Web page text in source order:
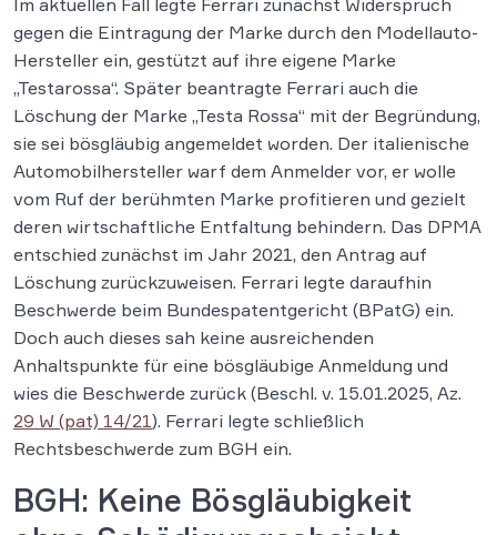
Im aktuellen Fall legte Ferrari zunächst Widerspruch
gegen die Eintragung der Marke durch den Modellauto-
Hersteller ein, gestützt auf ihre eigene Marke
„Testarossa“. Später beantragte Ferrari auch die
Löschung der Marke „Testa Rossa“ mit der Begründung,
sie sei bösgläubig angemeldet worden. Der italienische
Automobilhersteller warf dem Anmelder vor, er wolle
vom Ruf der berühmten Marke profitieren und gezielt
deren wirtschaftliche Entfaltung behindern. Das DPMA
entschied zunächst im Jahr 2021, den Antrag auf
Löschung zurückzuweisen. Ferrari legte daraufhin
Beschwerde beim Bundespatentgericht (BPatG) ein.
Doch auch dieses sah keine ausreichenden
Anhaltspunkte für eine bösgläubige Anmeldung und
wies die Beschwerde zurück (Beschl. v. 15.01.2025, Az.
29 W (pat) 14/21). Ferrari legte schließlich
Rechtsbeschwerde zum BGH ein.
BGH: Keine Bösgläubigkeit